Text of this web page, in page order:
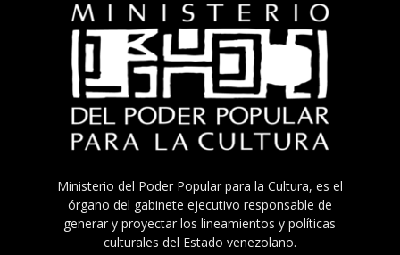
Ministerio del Poder Popular para la Cultura, es el
órgano del gabinete ejecutivo responsable de
generar y proyectar los lineamientos y políticas
culturales del Estado venezolano.